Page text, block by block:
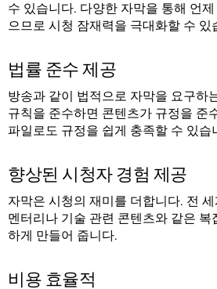
수 있습니다. 다양한 자막을 통해 언
으므로 시청 잠재력을 극대화할 수 있
법률 준수 제공
방송과 같이 법적으로 자막을 요구하
규칙을 준수하면 콘텐츠가 규정을 준
파일로도 규정을 쉽게 충족할 수 있습
향상된 시청자 경험 제공
자막은 시청의 재미를 더합니다. 전
멘터리나 기술 관련 콘텐츠와 같은 복
하게 만들어 줍니다.
비용 효율적